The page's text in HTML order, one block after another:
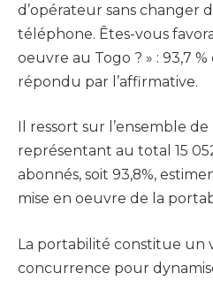
d’opérateur sans changer
téléphone. Êtes-vous
oeuvre au Togo ? » : 93,7
répondu par l’affirmative.
Il ressort sur l’ensemble
représentant au total 15
abonnés, soit 93,8%,
mise en oeuvre de la
La portabilité constitue un
concurrence pour